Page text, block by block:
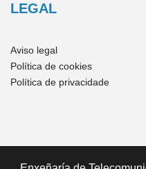
LEGAL
Aviso legal
Política de cookies
Política de privacidade